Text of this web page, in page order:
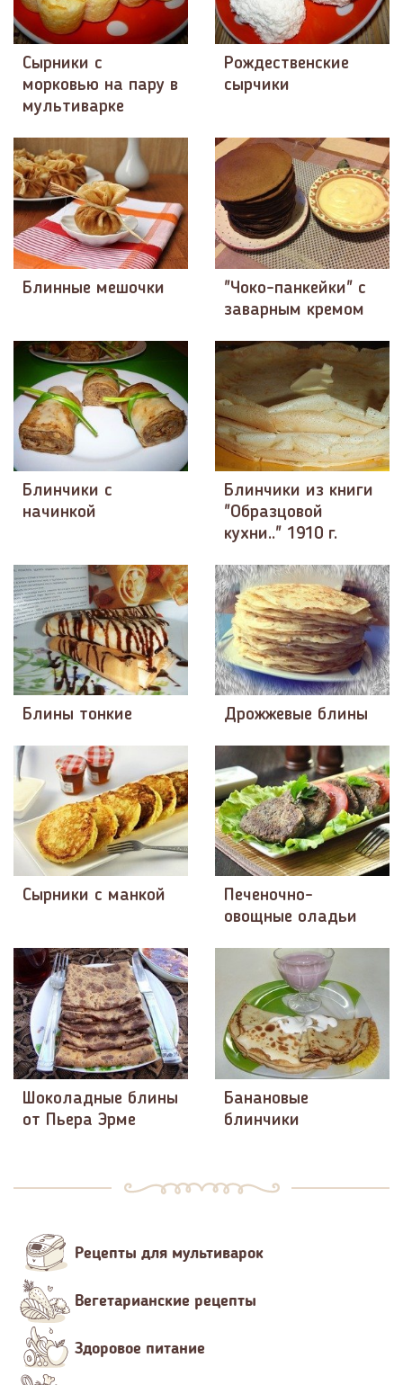
Сырники с
морковью на пару в
мультиварке
Рождественские
сырчики
Блинные мешочки
"Чоко-панкейки" с
заварным кремом
Блинчики с
начинкой
Блинчики из книги
"Образцовой
кухни.." 1910 г.
Блины тонкие Дрожжевые блины
Сырники с манкой
Печеночно-
овощные оладьи
Шоколадные блины
от Пьера Эрме
Банановые
блинчики
Рецепты для мультиварок
Вегетарианские рецепты
Здоровое питание